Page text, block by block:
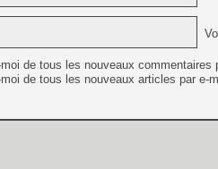
de tous les nouveaux commentaires
de tous les nouveaux articles par e-